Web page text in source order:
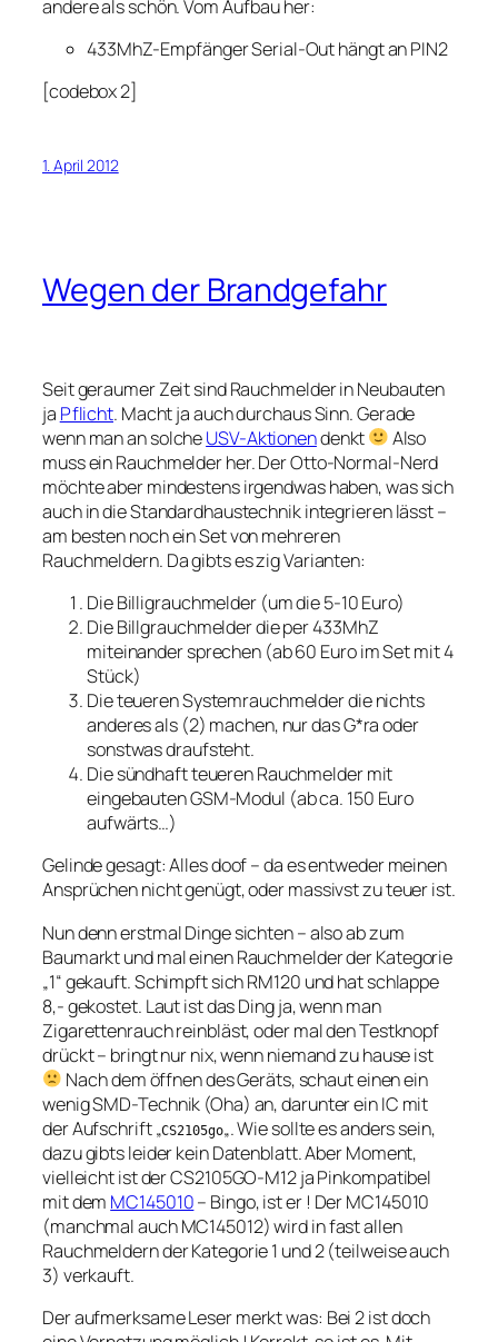
andere als schön. Vom Aufbau her:
433MhZ-Empfänger Serial-Out hängt an PIN2
[codebox 2]
1. April 2012
Wegen der Brandgefahr
Seit geraumer Zeit sind Rauchmelder in Neubauten
ja Pflicht. Macht ja auch durchaus Sinn. Gerade
wenn man an solcheUSV-Aktionendenkt
Also
muss ein Rauchmelder her. Der Otto-Normal-Nerd
möchte aber mindestens irgendwas haben, was sich
auch in die Standardhaustechnik integrieren lässt –
am besten noch ein Set von mehreren
Rauchmeldern. Da gibts es zig Varianten:
Die Billigrauchmelder (um die 5-10 Euro)
Die Billgrauchmelder die per 433MhZ
miteinander sprechen (ab 60 Euro im Set mit 4
Stück)
Die teueren Systemrauchmelder die nichts
anderes als (2) machen, nur das G*ra oder
sonstwas draufsteht.
Die sündhaft teueren Rauchmelder mit
eingebauten GSM-Modul (ab ca. 150 Euro
aufwärts…)
Gelinde gesagt: Alles doof – da es entweder meinen
Ansprüchen nicht genügt, oder massivst zu teuer ist.
Nun denn erstmal Dinge sichten – also ab zum
Baumarkt und mal einen Rauchmelder der Kategorie
„1“ gekauft. Schimpft sich RM120 und hat schlappe
8,- gekostet. Laut ist das Ding ja, wenn man
Zigarettenrauch reinbläst, oder mal den Testknopf
drückt – bringt nur nix, wenn niemand zu hause ist
Nach dem öffnen des Geräts, schaut einen ein
wenig SMD-Technik (Oha) an, darunter ein IC mit
der Aufschrift „CS2105go„. Wie sollte es anders sein,
dazu gibts leider kein Datenblatt. Aber Moment,
vielleicht ist der CS2105GO-M12 ja Pinkompatibel
mit dem MC145010– Bingo, ist er ! Der MC145010
(manchmal auch MC145012) wird in fast allen
Rauchmeldern der Kategorie 1 und 2 (teilweise auch
3) verkauft.
Der aufmerksame Leser merkt was: Bei 2 ist doch